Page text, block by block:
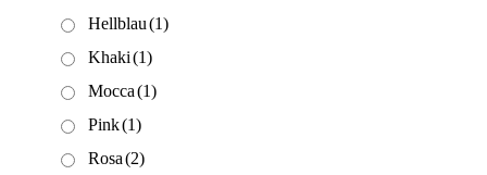
Hellblau(1)
Khaki(1)
Mocca(1)
Pink(1)
Rosa(2)